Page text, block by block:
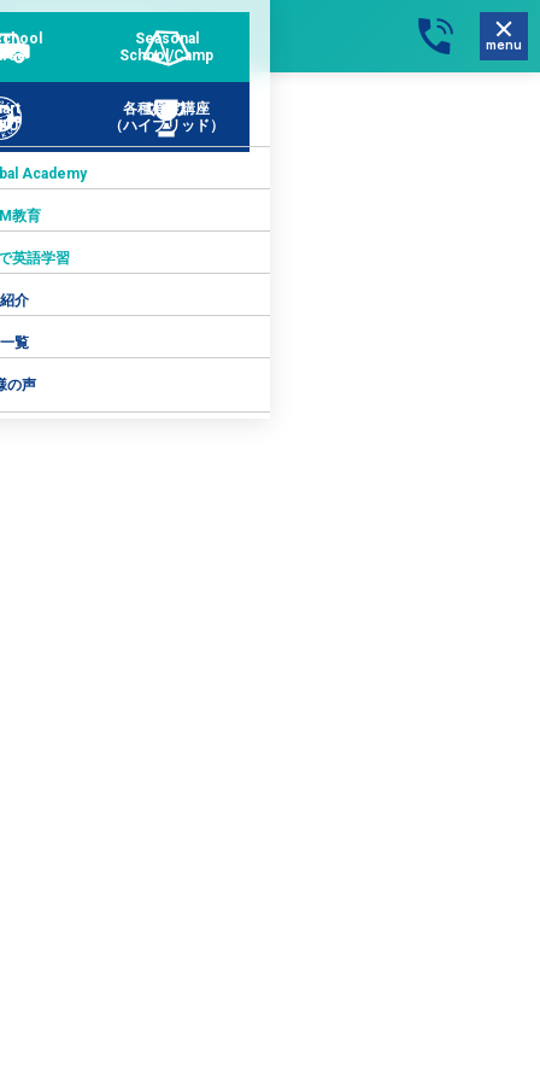
menu
Seasonal
School/Camp
各種検定講座
（ハイブリッド）
Academy
教育
英語学習
介
覧
の声